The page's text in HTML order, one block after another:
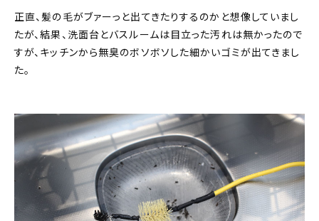
正直、髪の毛がブァーっと出てきたりするのかと想像していまし
たが、結果、洗面台とバスルームは目立った汚れは無かったので
すが、キッチンから無臭のボソボソした細かいゴミが出てきまし
た。